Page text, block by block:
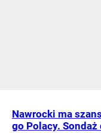
Nawrocki ma
go Polacy. Sondaż